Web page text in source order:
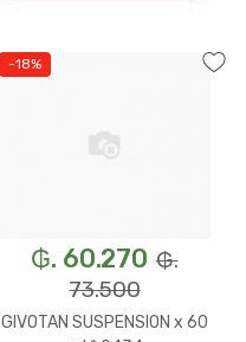
-18%
₲. 60.270 ₲.
73.500
GIVOTAN SUSPENSION x 60